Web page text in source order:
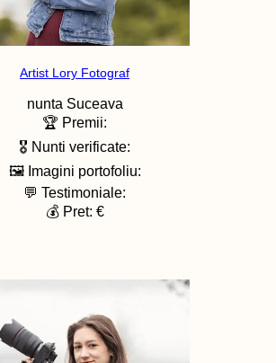
Artist Lory Fotograf
nunta Suceava
🏆 Premii:
🎖️ Nunti verificate:
🖼️ Imagini portofoliu:
💬 Testimoniale:
💰 Pret: €